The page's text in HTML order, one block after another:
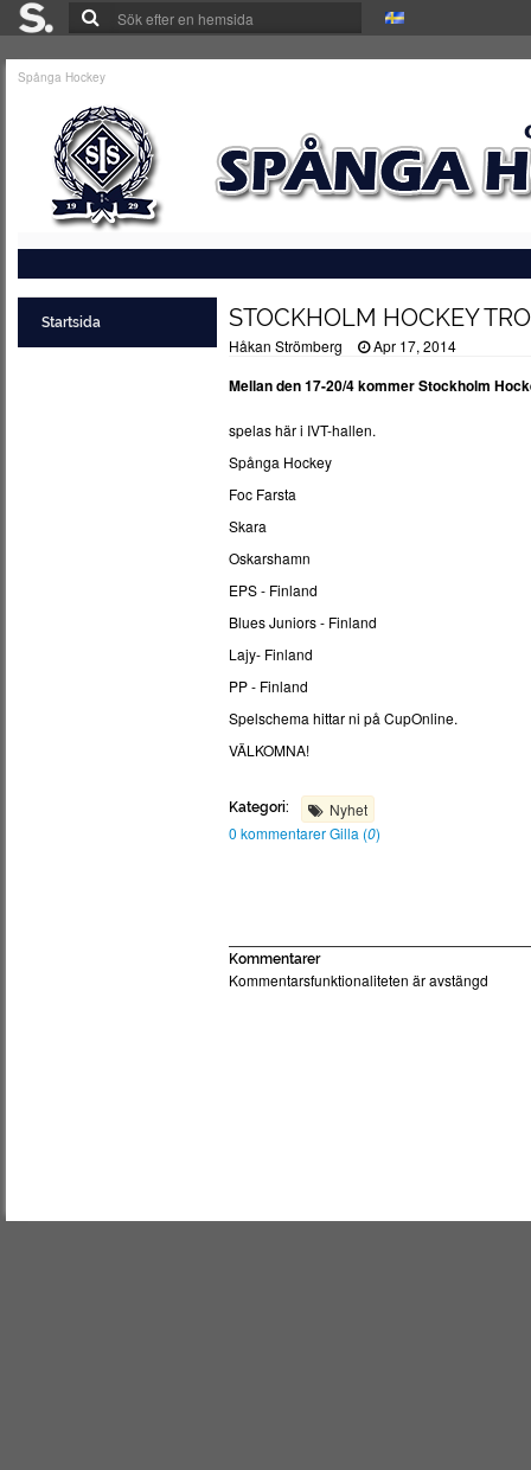
Spånga Hockey
Startsida STOCKHOLM HOCKEY
Håkan Strömberg Apr 17, 2014
Mellan den 17-20/4 kommer Stockholm
spelas här i IVT-hallen.
Spånga Hockey
Foc Farsta
Skara
Oskarshamn
EPS - Finland
Blues Juniors - Finland
Lajy- Finland
PP - Finland
Spelschema hittar ni på CupOnline.
VÄLKOMNA!
Kategori:
Nyhet
0 kommentarerGilla (0)
Kommentarer
Kommentarsfunktionaliteten är avstängd